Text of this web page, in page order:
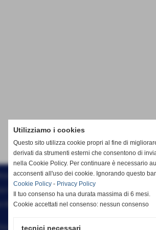
di Fabio Favati
Carducci 18 55045 Pietrasanta (LU)
Ottorino Ciabattini Viareggio
Bianca 15 56025 Pontedera (PI)
Utilizziamo i cookies
Questo sito utilizza cookie propri al fine di
derivati da strumenti esterni che consentono di
nella Cookie Policy. Per continuare è necessario
acconsenti all'uso dei cookie. Ignorando questo
Cookie Policy - Privacy Policy
Il tuo consenso ha una durata massima di 6 mesi.
Cookie accettati nel consenso: nessun consenso
tecnici necessari